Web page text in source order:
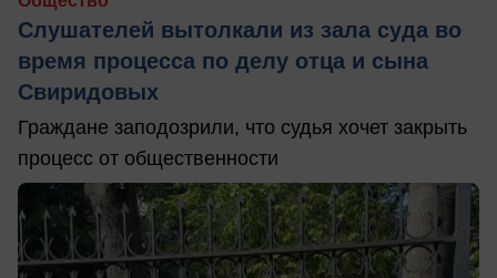
Слушателей вытолкали из зала суда во
время процесса по делу отца и сына
Свиридовых
Граждане заподозрили, что судья хочет закрыть
процесс от общественности